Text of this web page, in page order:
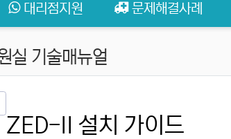
대리점지원 문제해결사례
실 기술매뉴얼
ZED-II 설치 가이드